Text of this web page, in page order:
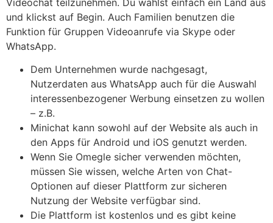
und klickst auf Begin. Auch Familien benutzen die
Funktion für Gruppen Videoanrufe via Skype oder
WhatsApp.
Dem Unternehmen wurde nachgesagt,
Nutzerdaten aus WhatsApp auch für die Auswahl
interessenbezogener Werbung einsetzen zu wollen
– z.B.
Minichat kann sowohl auf der Website als auch in
den Apps für Android und iOS genutzt werden.
Wenn Sie Omegle sicher verwenden möchten,
müssen Sie wissen, welche Arten von Chat-
Optionen auf dieser Plattform zur sicheren
Nutzung der Website verfügbar sind.
Die Plattform ist kostenlos und es gibt keine